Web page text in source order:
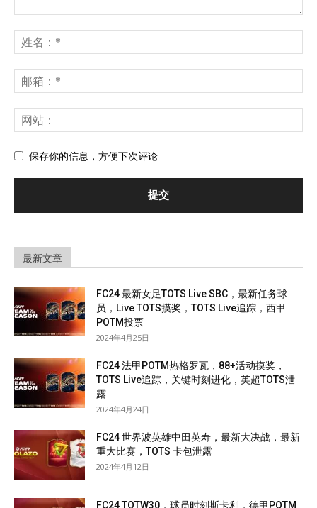
保存你的信息，方便下次评论
最新文章
FC24 最新女足TOTS Live SBC，最新任务球
员，Live TOTS摸奖，TOTS Live追踪，西甲
POTM投票
2024年4月25日
FC24 法甲POTM热格罗瓦，88+活动摸奖，
TOTS Live追踪，关键时刻进化，英超TOTS泄
露
2024年4月24日
FC24 世界波英雄中田英寿，最新大决战，最新
重大比赛，TOTS 卡包泄露
2024年4月12日
FC24 TOTW30，球员时刻斯卡利，德甲POTM